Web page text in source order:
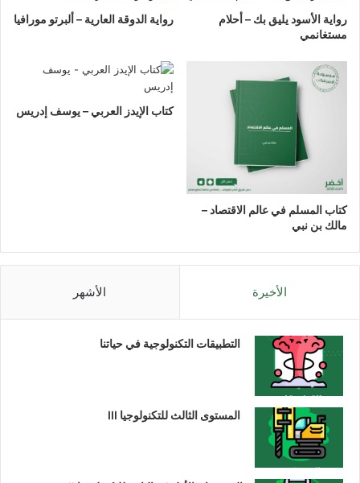
رواية الأسود يليق بك – أحلام
مستغانمي
رواية الدوقة العارية – ألبرتو مورافيا
كتاب المسلم في عالم الاقتصاد –
مالك بن نبي
كتاب الإيدز العربي – يوسف إدريس
الأخيرة الأشهر
التطبيقات التكنولوجية في حياتنا
المستوى الثالث للتكنولوجيا III